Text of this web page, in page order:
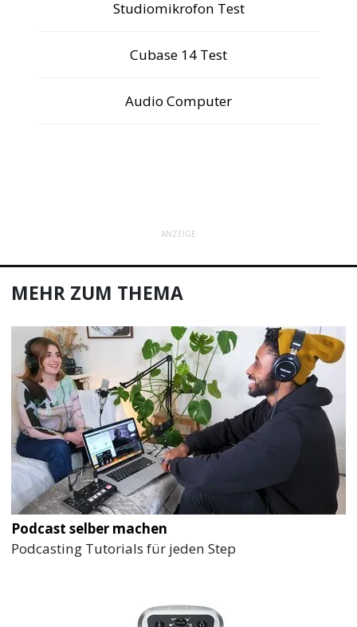
Studiomikrofon Test
Cubase 14 Test
Audio Computer
ANZEIGE
MEHR ZUM THEMA
Podcast selber machen
Podcasting Tutorials für jeden Step